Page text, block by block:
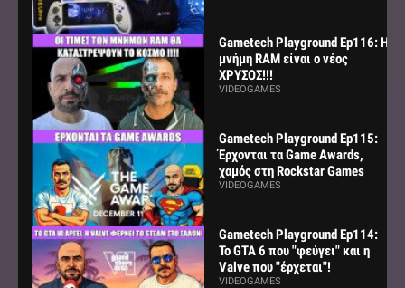
Gametech Playground Ep116: Η
μνήμη RAM είναι ο νέος
ΧΡΥΣΟΣ!!!
VIDEOGAMES
Gametech Playground Ep115:
Έρχονται τα Game Awards,
χαμός στη Rockstar Games
VIDEOGAMES
Gametech Playground Ep114:
Το GTA 6 που "φεύγει" και η
Valve που "έρχεται"!
VIDEOGAMES